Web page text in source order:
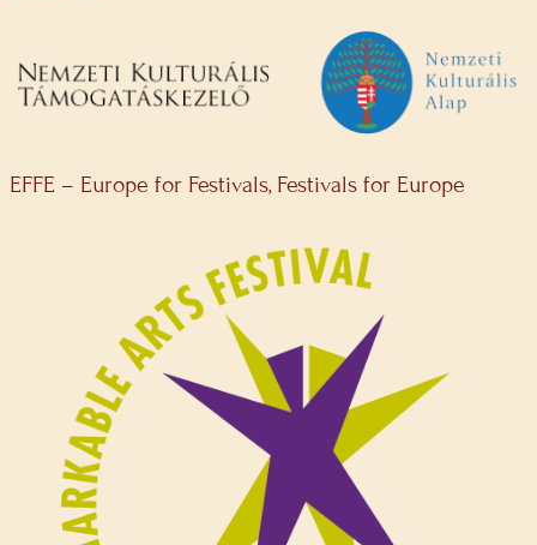
EFFE – Europe for Festivals, Festivals for Europe